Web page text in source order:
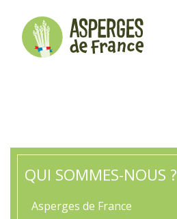
QUI SOMMES-NOUS ?
Asperges de France